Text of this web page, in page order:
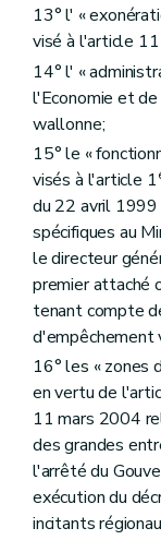
13° l' «
visé à l'article
14° l' «
l'Economie et
wallonne;
15° le «
visés à l'article 1
du 22 avril
spécifiques au
le directeur
premier attaché
tenant compte
d'empêchement
16° les « zones
en vertu de
11 mars 2004
des grandes
l'arrêté du
exécution du
incitants